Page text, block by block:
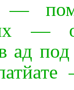
—
—
ад